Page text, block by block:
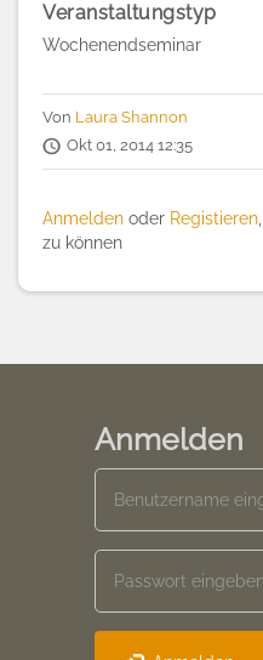
Veranstaltungstyp
Wochenendseminar
Von Laura Shannon
Okt 01, 2014 12:35
Anmelden oder Registieren
zu können
Anmelden